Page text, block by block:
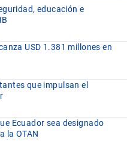
educación e
USD 1.381 millones en
que impulsan el
Ecuador sea designado
la OTAN